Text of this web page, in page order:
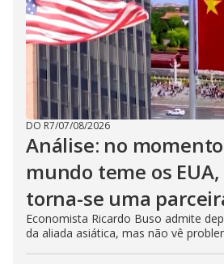
DO R7/07/08/2026
Análise: no
mundo teme os
torna-se uma
Economista Ricardo Buso admite
da aliada asiática, mas não vê